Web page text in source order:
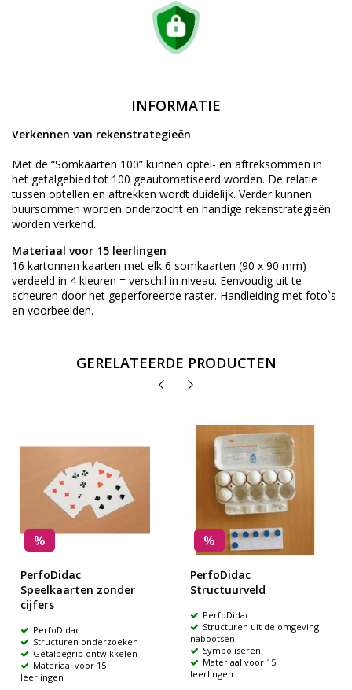
INFORMATIE
Verkennen van rekenstrategieën
Met de “Somkaarten 100” kunnen optel- en aftreksommen in
het getalgebied tot 100 geautomatiseerd worden. De relatie
tussen optellen en aftrekken wordt duidelijk. Verder kunnen
buursommen worden onderzocht en handige rekenstrategieën
worden verkend.
Materiaal voor 15 leerlingen
16 kartonnen kaarten met elk 6 somkaarten (90 x 90 mm)
verdeeld in 4 kleuren = verschil in niveau. Eenvoudig uit te
scheuren door het geperforeerde raster. Handleiding met foto`s
en voorbeelden.
GERELATEERDE PRODUCTEN
%
PerfoDidac
Speelkaarten zonder
cijfers
PerfoDidac
Structuren onderzoeken
Getalbegrip ontwikkelen
Materiaal voor 15
leerlingen
%
PerfoDidac
Structuurveld
PerfoDidac
Structuren uit de omgeving
nabootsen
Symboliseren
Materiaal voor 15
leerlingen